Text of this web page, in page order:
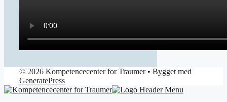
© 2026 Kompetencecenter for Traumer• Bygget med
GeneratePress